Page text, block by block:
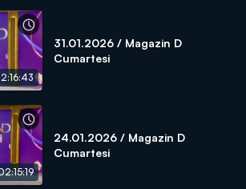
31.01.2026 / Magazin D
Cumartesi
24.01.2026 / Magazin D
Cumartesi